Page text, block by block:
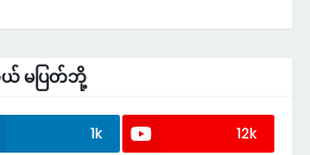
မပြတ်ဘို့
1k 12k